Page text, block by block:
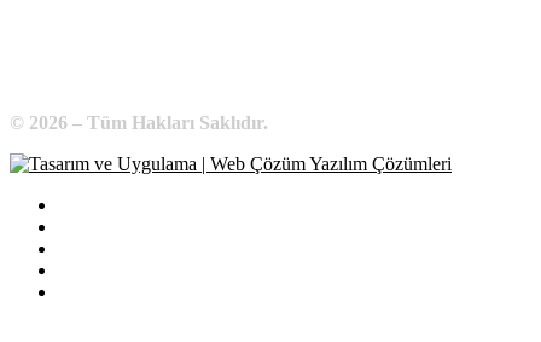
© 2026 – Tüm Hakları Saklıdır.